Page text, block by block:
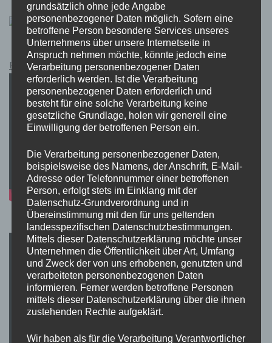
Pokémon Schwert und Schild Kauflink.>LINK<
grundsätzlich ohne jede Angabe
personenbezogener Daten möglich. Sofern eine
betroffene Person besondere Services unseres
Unternehmens über unsere Internetseite in
Anspruch nehmen möchte, könnte jedoch eine
Verarbeitung personenbezogener Daten
erforderlich werden. Ist die Verarbeitung
personenbezogener Daten erforderlich und
besteht für eine solche Verarbeitung keine
gesetzliche Grundlage, holen wir generell eine
Einwilligung der betroffenen Person ein.
Die Verarbeitung personenbezogener Daten,
beispielsweise des Namens, der Anschrift, E-Mail-
Adresse oder Telefonnummer einer betroffenen
Person, erfolgt stets im Einklang mit der
Datenschutz-Grundverordnung und in
Übereinstimmung mit den für uns geltenden
landesspezifischen Datenschutzbestimmungen.
Mittels dieser Datenschutzerklärung möchte unser
Unternehmen die Öffentlichkeit über Art, Umfang
und Zweck der von uns erhobenen, genutzten und
verarbeiteten personenbezogenen Daten
informieren. Ferner werden betroffene Personen
mittels dieser Datenschutzerklärung über die ihnen
zustehenden Rechte aufgeklärt.
Wir haben als für die Verarbeitung Verantwortlicher